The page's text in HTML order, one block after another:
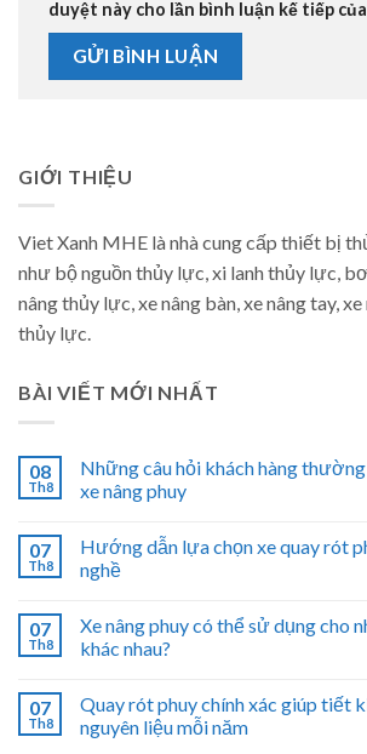
duyệt này cho lần bình luận kế tiếp
GIỚI THIỆU
Viet Xanh MHE là nhà cung cấp thiết bị
như bộ nguồn thủy lực, xi lanh thủy lực,
nâng thủy lực, xe nâng bàn, xe nâng tay,
thủy lực.
BÀI VIẾT MỚI NHẤT
08
Th8
Những câu hỏi khách hàng
xe nâng phuy
07
Th8
Hướng dẫn lựa chọn xe quay rót
nghề
07
Th8
Xe nâng phuy có thể sử dụng cho
khác nhau?
07
Th8
Quay rót phuy chính xác giúp tiết
nguyên liệu mỗi năm